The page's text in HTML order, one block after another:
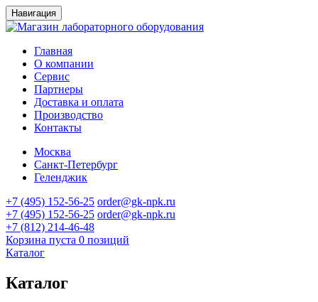
Навигация
Главная
О компании
Сервис
Партнеры
Доставка и оплата
Производство
Контакты
Москва
Санкт-Петербург
Геленджик
+7 (495) 152-56-25 order@gk-npk.ru
+7 (495) 152-56-25 order@gk-npk.ru
+7 (812) 214-46-48
Корзина пуста 0 позиций
Каталог
Каталог